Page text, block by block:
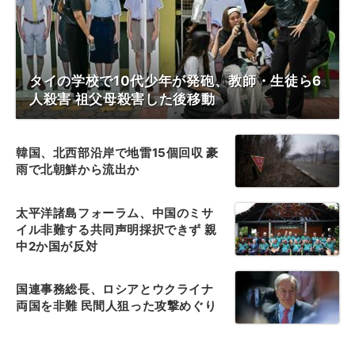
タイの学校で10代少年が発砲、教師・生徒ら6
人殺害 祖父母殺害した後移動
韓国、北西部沿岸で地雷15個回収 豪
雨で北朝鮮から流出か
太平洋諸島フォーラム、中国のミサ
イル非難する共同声明採択できず 親
中2か国が反対
国連事務総長、ロシアとウクライナ
両国を非難 民間人狙った攻撃めぐり